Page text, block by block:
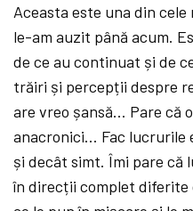
Aceasta este una din cele
le-am auzit până acum.
de ce au continuat și de
trăiri și percepții despre
are vreo șansă… Pare că
anacronici… Fac lucrurile
și decât simt. Îmi pare că
în direcții complet diferite